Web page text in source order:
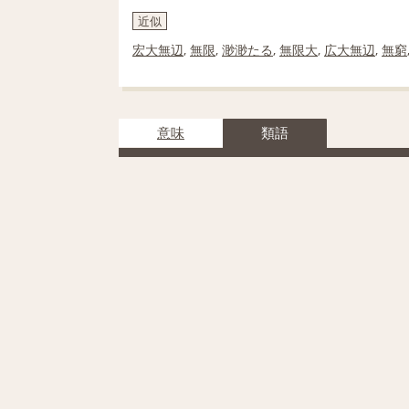
近似
宏大無辺, 無限, 渺渺たる, 無限大, 広大無辺, 無窮,
意味 類語